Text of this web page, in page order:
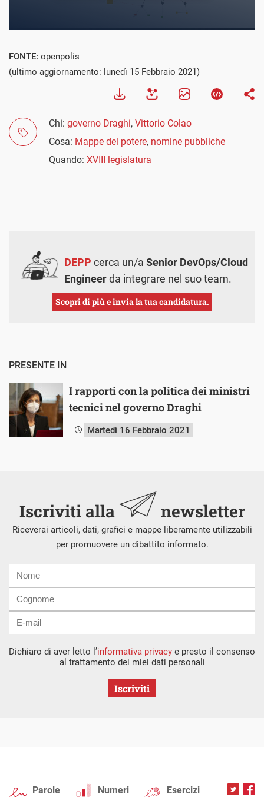
FONTE: openpolis
(ultimo aggiornamento: lunedì 15 Febbraio 2021)
Chi: governo Draghi, Vittorio Colao
Cosa: Mappe del potere, nomine pubbliche
Quando: XVIII legislatura
DEPP cerca un/a Senior DevOps/Cloud
Engineerda integrare nel suo team.
Scopri di più e invia la tua candidatura.
PRESENTE IN
I rapporti con la politica dei ministri
tecnici nel governo Draghi
Martedì 16 Febbraio 2021
Iscriviti alla newsletter
Riceverai articoli, dati, grafici e mappe liberamente utilizzabili
per promuovere un dibattito informato.
mail
Dichiaro di aver letto l’informativa privacy e presto il consenso
al trattamento dei miei dati personali
Iscriviti
Parole Numeri Esercizi